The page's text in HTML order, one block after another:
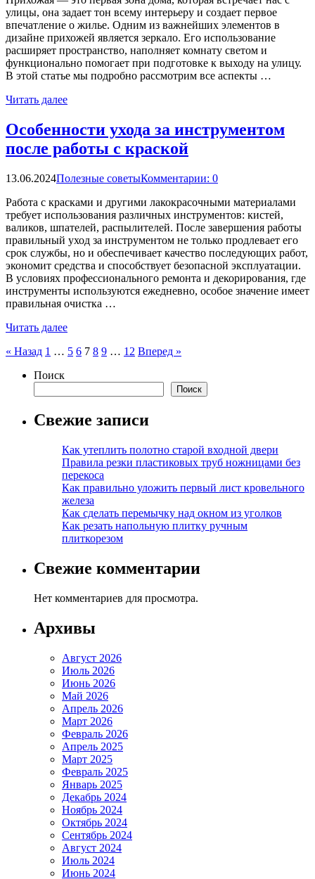
улицы, она задает тон всему интерьеру и создает первое
впечатление о жилье. Одним из важнейших элементов в
дизайне прихожей является зеркало. Его использование
расширяет пространство, наполняет комнату светом и
функционально помогает при подготовке к выходу на улицу.
В этой статье мы подробно рассмотрим все аспекты …
Читать далее
Особенности ухода за инструментом
после работы с краской
13.06.2024Полезные советыКомментарии: 0
Работа с красками и другими лакокрасочными материалами
требует использования различных инструментов: кистей,
валиков, шпателей, распылителей. После завершения работы
правильный уход за инструментом не только продлевает его
срок службы, но и обеспечивает качество последующих работ,
экономит средства и способствует безопасной эксплуатации.
В условиях профессионального ремонта и декорирования, где
инструменты используются ежедневно, особое значение имеет
правильная очистка …
Читать далее
Пагинация
записей
« Назад 1 … 5 6 7 8 9 … 12 Вперед »
Поиск
Поиск
Свежие записи
Как утеплить полотно старой входной двери
Правила резки пластиковых труб ножницами без
перекоса
Как правильно уложить первый лист кровельного
железа
Как сделать перемычку над окном из уголков
Как резать напольную плитку ручным
плиткорезом
Свежие комментарии
Нет комментариев для просмотра.
Архивы
Август 2026
Июль 2026
Июнь 2026
Май 2026
Апрель 2026
Март 2026
Февраль 2026
Апрель 2025
Март 2025
Февраль 2025
Январь 2025
Декабрь 2024
Ноябрь 2024
Октябрь 2024
Сентябрь 2024
Август 2024
Июль 2024
Июнь 2024